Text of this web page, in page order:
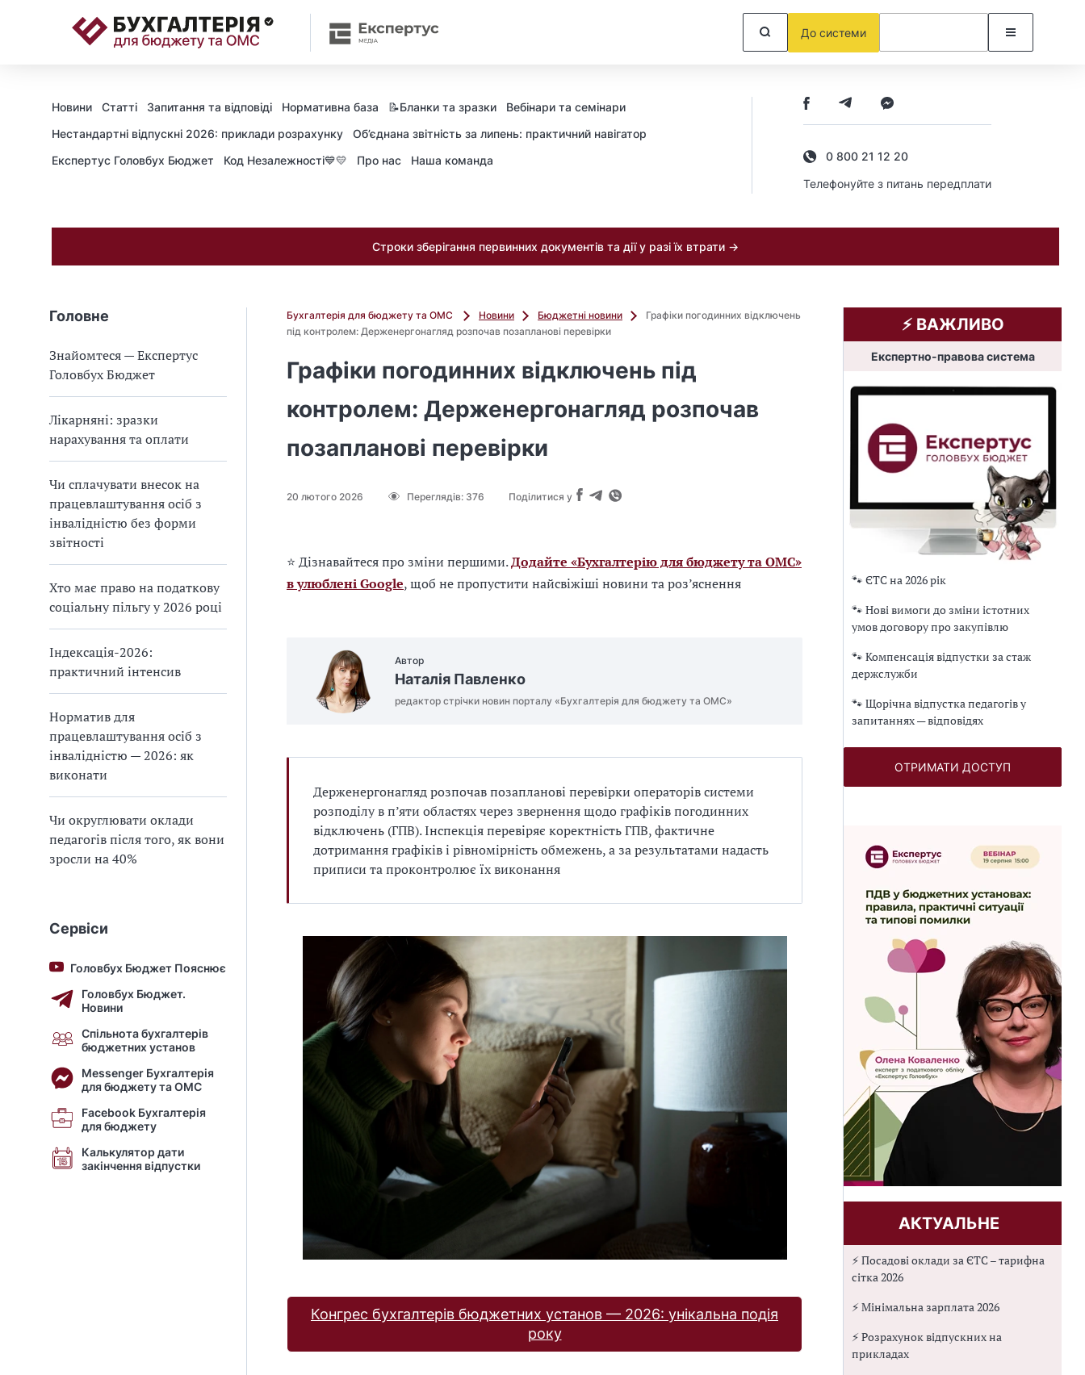
До системи
Новини Статті Запитання та відповіді Нормативна база 📝Бланки та зразки
Вебінари та семінари
Нестандартні відпускні 2026: приклади розрахунку
Об’єднана звітність за липень: практичний навігатор
Експертус Головбух Бюджет
Код Незалежності💙💛 Про нас Наша команда
0 800 21 12 20
Телефонуйте з питань передплати
Строки зберігання первинних документів та дії у разі їх втрати →
Головне
Знайомтеся — Експертус
Головбух Бюджет
Лікарняні: зразки
нарахування та оплати
Чи сплачувати внесок на
працевлаштування осіб з
інвалідністю без форми
звітності
Хто має право на податкову
соціальну пільгу у 2026 році
Індексація-2026:
практичний інтенсив
Норматив для
працевлаштування осіб з
інвалідністю — 2026: як
виконати
Чи округлювати оклади
педагогів після того, як вони
зросли на 40%
Сервіси
Головбух Бюджет Пояснює
Головбух Бюджет.
Новини
Спільнота бухгалтерів
бюджетних установ
Messenger Бухгалтерія
для бюджету та ОМС
Facebook Бухгалтерія
для бюджету
Калькулятор дати
закінчення відпустки
Бухгалтерія для бюджету та ОМС Новини Бюджетні новини
Графіки погодинних відключень
під контролем: Держенергонагляд розпочав позапланові перевірки
Графіки погодинних відключень під
контролем: Держенергонагляд розпочав
позапланові перевірки
20 лютого 2026 Переглядів: 376 Поділитися у
⭐ Дізнавайтеся про зміни першими.Додайте «Бухгалтерію для бюджету та ОМС»
в улюблені Google, щоб не пропустити найсвіжіші новини та роз’яснення
Автор
Наталія Павленко
редактор стрічки новин порталу «Бухгалтерія для бюджету та ОМС»
Держенергонагляд розпочав позапланові перевірки операторів системи
розподілу в п’яти областях через звернення щодо графіків погодинних
відключень (ГПВ). Інспекція перевіряє коректність ГПВ, фактичне
дотримання графіків і рівномірність обмежень, а за результатами надасть
приписи та проконтролює їх виконання
Конгрес бухгалтерів бюджетних установ — 2026: унікальна подія
року
⚡️ ВАЖЛИВО
Експертно-правова система
🐾 ЄТС на 2026 рік
🐾 Нові вимоги до зміни істотних
умов договору про закупівлю
🐾 Компенсація відпустки за стаж
держслужби
🐾 Щорічна відпустка педагогів у
запитаннях — відповідях
ОТРИМАТИ ДОСТУП
АКТУАЛЬНЕ
⚡ Посадові оклади за ЄТС – тарифна
сітка 2026
⚡ Мінімальна зарплата 2026
⚡ Розрахунок відпускних на
прикладах